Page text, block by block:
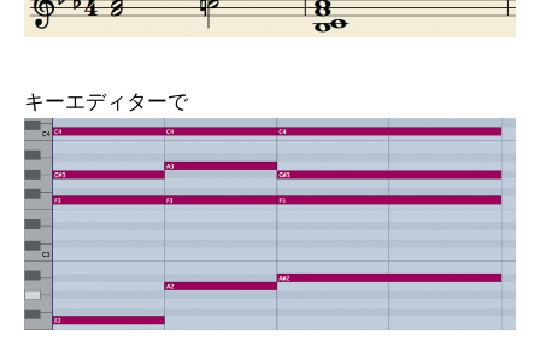
キーエディターで